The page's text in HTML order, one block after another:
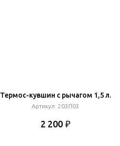
Термос-кувшин с рычагом 1,5 л.
Артикул: 203П03
2 200 ₽